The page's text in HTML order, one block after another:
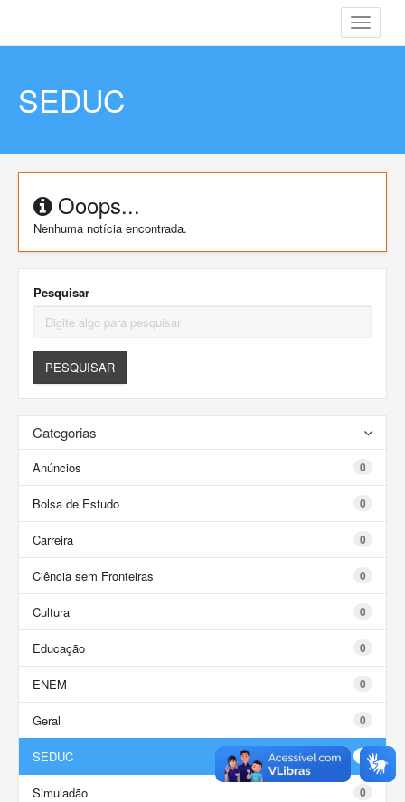
Toggle
SEDUC
Ooops...
Nenhuma notícia encontrada.
Pesquisar
PESQUISAR
Categorias
0
Anúncios
0
Bolsa de Estudo
0
Carreira
0
Ciência sem Fronteiras
0
Cultura
0
Educação
0
ENEM
0
Geral
0
SEDUC
0
Simuladão